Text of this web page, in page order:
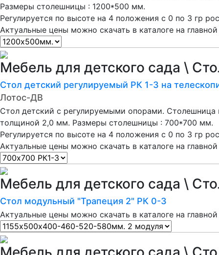
Размеры столешницы : 1200*500 мм.
Регулируется по высоте на 4 положения с 0 по 3 гр
Актуальные цены можно скачать в каталоге на
Мебель для детского сада \
Стол детский регулируемый РК 1-3 на
Лотос-ДВ
Стол детский с регулируемыми опорами.
толщиной 2,0 мм. Размеры столешницы : 700*700 мм.
Регулируется по высоте на 4 положения с 0 по 3 гр
Актуальные цены можно скачать в каталоге на
Мебель для детского сада \
Стол модульный "Трапеция 2" РК 0-3
Актуальные цены можно скачать в каталоге на